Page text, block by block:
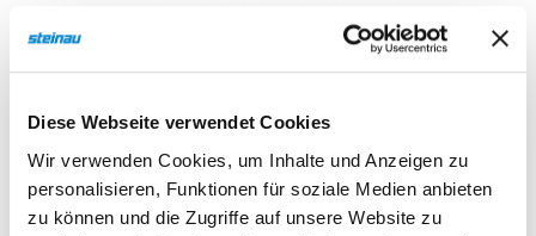
Diese Webseite verwendet Cookies
Wir verwenden Cookies, um Inhalte und Anzeigen zu
personalisieren, Funktionen für soziale Medien anbieten
zu können und die Zugriffe auf unsere Website zu
System:
rollgeformtem 1,2 mm oder gekantetem 2 mm
Aluminium. Die Oberfläche ist pulverbeschichtet und
einbrennlackiert, wodurch sie besonders
witterungsbeständig und langlebig wird. Druckguss-